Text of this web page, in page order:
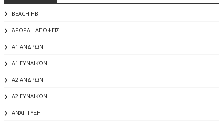
BEACH HB
ΆΡΘΡΑ - ΑΠΌΨΕΙΣ
Α1 ΑΝΔΡΏΝ
Α1 ΓΥΝΑΙΚΏΝ
Α2 ΑΝΔΡΏΝ
Α2 ΓΥΝΑΙΚΩΝ
ΑΝΆΠΤΥΞΗ